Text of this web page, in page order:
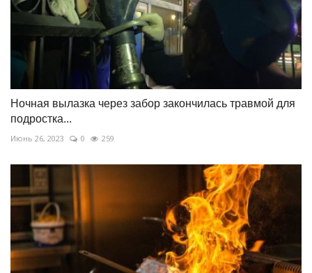
Ночная вылазка через забор закончилась травмой для
подростка...
Июнь 26, 2023 0 259